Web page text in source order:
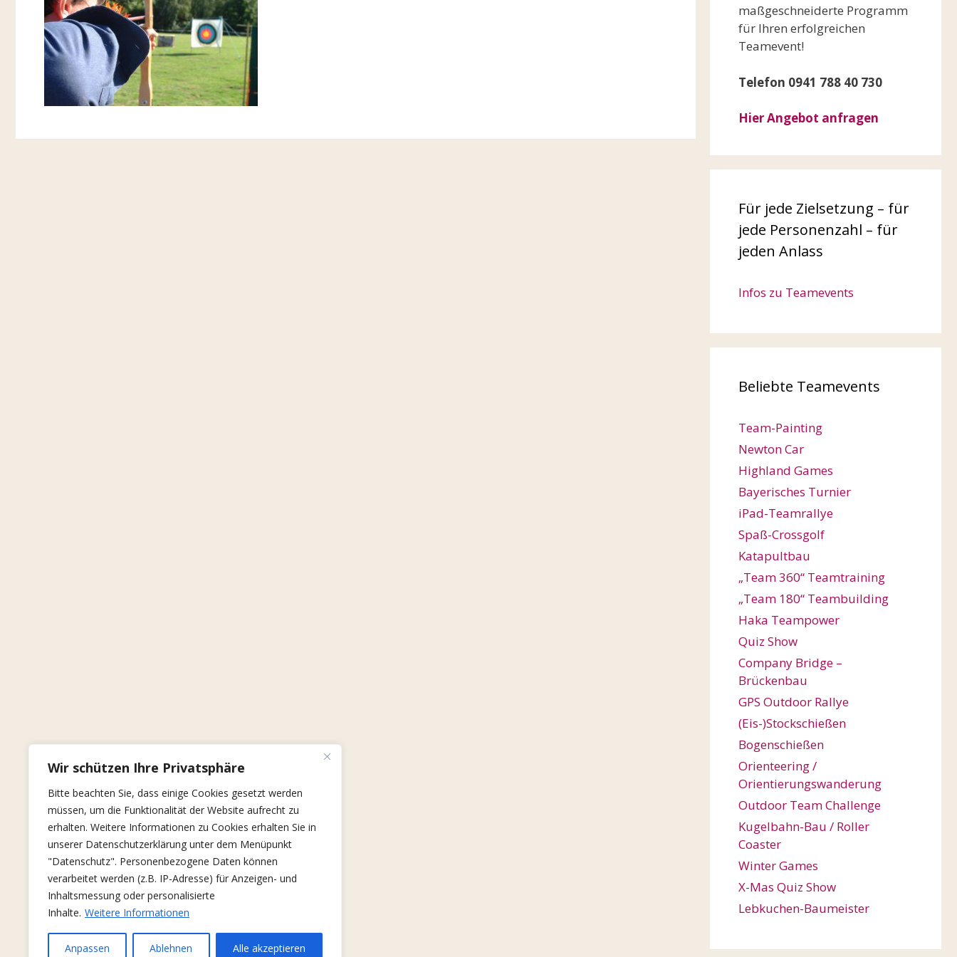
Wir schützen Ihre Privatsphäre
Bitte beachten Sie, dass einige Cookies gesetzt werden
müssen, um die Funktionalität der Website aufrecht zu
erhalten. Weitere Informationen zu Cookies erhalten Sie in
unserer Datenschutzerklärung unter dem Menüpunkt
"Datenschutz". Personenbezogene Daten können
verarbeitet werden (z.B. IP-Adresse) für Anzeigen- und
Inhaltsmessung oder personalisierte
Inhalte. Weitere Informationen
Anpassen Ablehnen Alle akzeptieren
maßgeschneiderte Programm
für Ihren erfolgreichen
Teamevent!
Telefon 0941 788 40 730
Hier Angebot anfragen
Für jede Zielsetzung – für
jede Personenzahl – für
jeden Anlass
Infos zu Teamevents
Beliebte Teamevents
Team-Painting
Newton Car
Highland Games
Bayerisches Turnier
iPad-Teamrallye
Spaß-Crossgolf
Katapultbau
„Team 360“ Teamtraining
„Team 180“ Teambuilding
Haka Teampower
Quiz Show
Company Bridge –
Brückenbau
GPS Outdoor Rallye
(Eis-)Stockschießen
Bogenschießen
Orienteering /
Orientierungswanderung
Outdoor Team Challenge
Kugelbahn-Bau / Roller
Coaster
Winter Games
X-Mas Quiz Show
Lebkuchen-Baumeister